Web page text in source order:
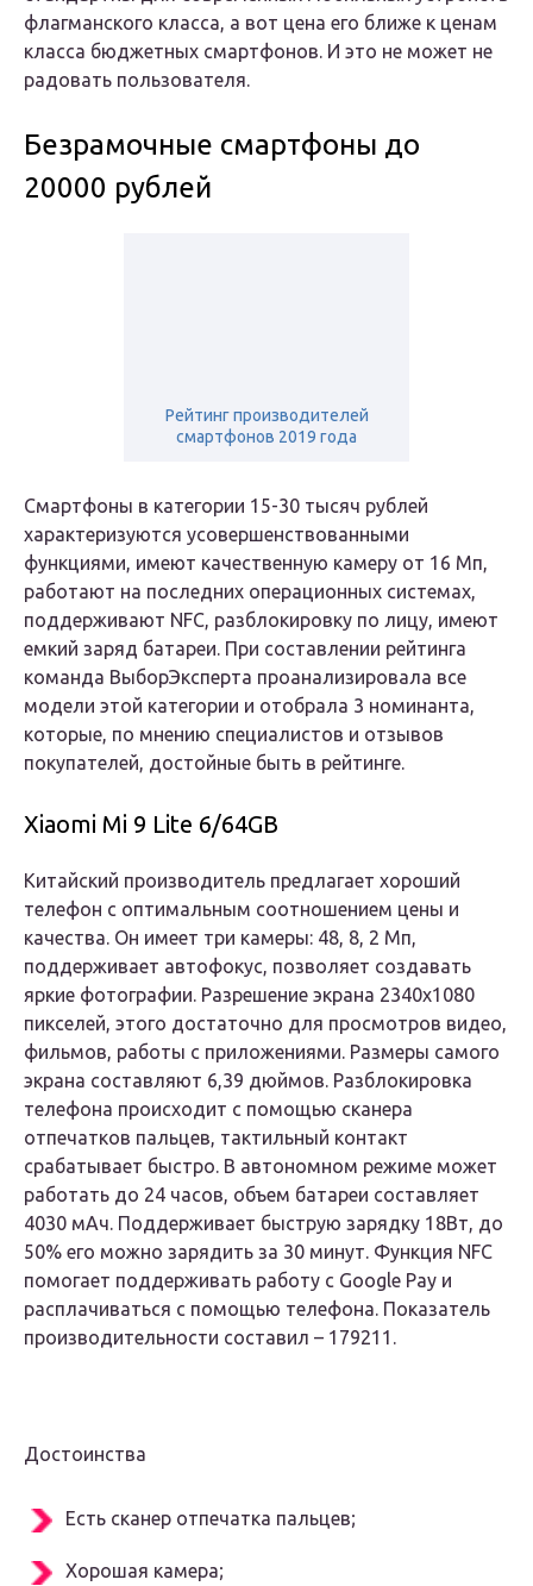
флагманского класса, а вот цена его ближе к ценам
класса бюджетных смартфонов. И это не может не
радовать пользователя.
Безрамочные смартфоны до
20000 рублей
Рейтинг производителей
смартфонов 2019 года
Смартфоны в категории 15-30 тысяч рублей
характеризуются усовершенствованными
функциями, имеют качественную камеру от 16 Мп,
работают на последних операционных системах,
поддерживают NFC, разблокировку по лицу, имеют
емкий заряд батареи. При составлении рейтинга
команда ВыборЭксперта проанализировала все
модели этой категории и отобрала 3 номинанта,
которые, по мнению специалистов и отзывов
покупателей, достойные быть в рейтинге.
Xiaomi Mi 9 Lite 6/64GB
Китайский производитель предлагает хороший
телефон с оптимальным соотношением цены и
качества. Он имеет три камеры: 48, 8, 2 Мп,
поддерживает автофокус, позволяет создавать
яркие фотографии. Разрешение экрана 2340х1080
пикселей, этого достаточно для просмотров видео,
фильмов, работы с приложениями. Размеры самого
экрана составляют 6,39 дюймов. Разблокировка
телефона происходит с помощью сканера
отпечатков пальцев, тактильный контакт
срабатывает быстро. В автономном режиме может
работать до 24 часов, объем батареи составляет
4030 мАч. Поддерживает быструю зарядку 18Вт, до
50% его можно зарядить за 30 минут. Функция NFC
помогает поддерживать работу с Google Pay и
расплачиваться с помощью телефона. Показатель
производительности составил – 179211.
Достоинства
Есть сканер отпечатка пальцев;
Хорошая камера;